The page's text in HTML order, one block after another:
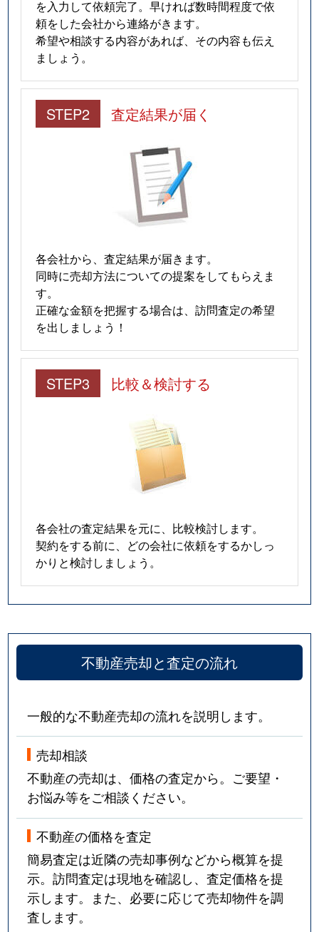
を入力して依頼完了。早ければ数時間程度で依
頼をした会社から連絡がきます。
希望や相談する内容があれば、その内容も伝え
ましょう。
STEP2 査定結果が届く
各会社から、査定結果が届きます。
同時に売却方法についての提案をしてもらえま
す。
正確な金額を把握する場合は、訪問査定の希望
を出しましょう！
STEP3 比較＆検討する
各会社の査定結果を元に、比較検討します。
契約をする前に、どの会社に依頼をするかしっ
かりと検討しましょう。
不動産売却と査定の流れ
一般的な不動産売却の流れを説明します。
売却相談
不動産の売却は、価格の査定から。ご要望・
お悩み等をご相談ください。
不動産の価格を査定
簡易査定は近隣の売却事例などから概算を提
示。訪問査定は現地を確認し、査定価格を提
示します。また、必要に応じて売却物件を調
査します。